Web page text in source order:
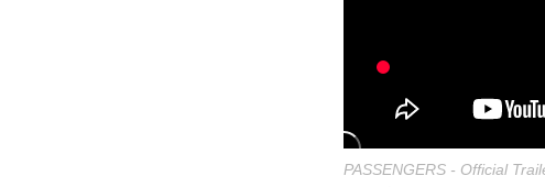
PASSENGERS - Official